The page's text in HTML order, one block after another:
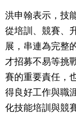
洪申翰表示，技
從培訓、競賽、
展，串連為完整
才招募不易等挑
賽的重要責任，
得良好工作與職
化技能培訓與競